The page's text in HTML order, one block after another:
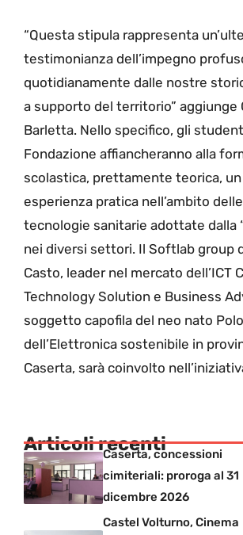
“Questa stipula rappresenta
testimonianza dell’impegno
quotidianamente dalle nostre
a supporto del territorio” aggiunge
Barletta. Nello specifico, gli
Fondazione affiancheranno alla
scolastica, prettamente teorica,
esperienza pratica nell’ambito
tecnologie sanitarie adottate dalla
nei diversi settori. Il Softlab group
Casto, leader nel mercato dell’ICT
Technology Solution e Business
soggetto capofila del neo nato Polo
dell’Elettronica sostenibile in
Caserta, sarà coinvolto
Articoli recenti
Caserta, concessioni
cimiteriali: proroga al 31
dicembre 2026
Castel Volturno, Cinema